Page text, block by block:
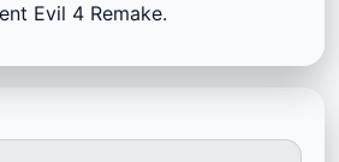
Evil 4 Remake.